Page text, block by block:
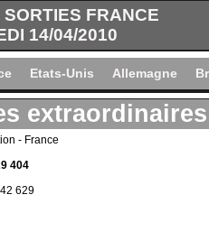
FRANCE
14/04/2010
Etats-Unis Allemagne
- France
404
629